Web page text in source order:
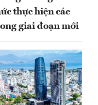
thực hiện các
giai đoạn mới